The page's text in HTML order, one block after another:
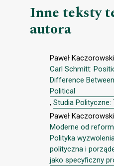
Inne teksty
autora
Paweł
Carl Schmitt:
Difference
Political
, Studia Polityczne:
Paweł
Moderne od
Polityka
polityczna i
jako specyﬁczny